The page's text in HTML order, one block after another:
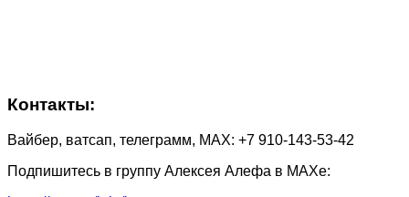
Контакты:
Вайбер, ватсап, телеграмм, МАХ: +7 910-143-53-42
Подпишитесь в группу Алексея Алефа в МАХе: